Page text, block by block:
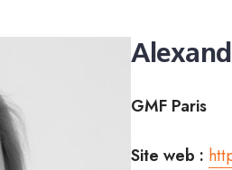
GMF Paris
Site web :